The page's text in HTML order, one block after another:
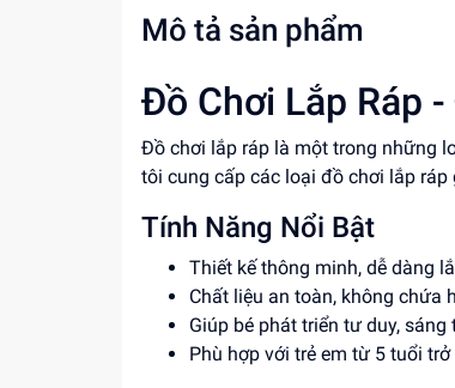
Mô tả sản phẩm
Đồ Chơi Lắp Ráp
Đồ chơi lắp ráp là một trong những
tôi cung cấp các loại đồ chơi lắp ráp
Tính Năng Nổi Bật
Thiết kế thông minh, dễ dàng
Chất liệu an toàn, không chứa
Giúp bé phát triển tư duy, sáng
Phù hợp với trẻ em từ 5 tuổi trở